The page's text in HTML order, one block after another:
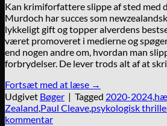
Kan krimiforfattere slippe af sted med
Murdoch har succes som
lykkeligt gift og topper alverdens
været promoveret i medierne og
end nogen andre om, hvordan man
forbrydelser. De lever trods alt af at
Fortsæt med at læse →
Udgivet Bøger | Tagged 2020-2024,
Zealand,Paul Cleave,psykologisk
kommentar